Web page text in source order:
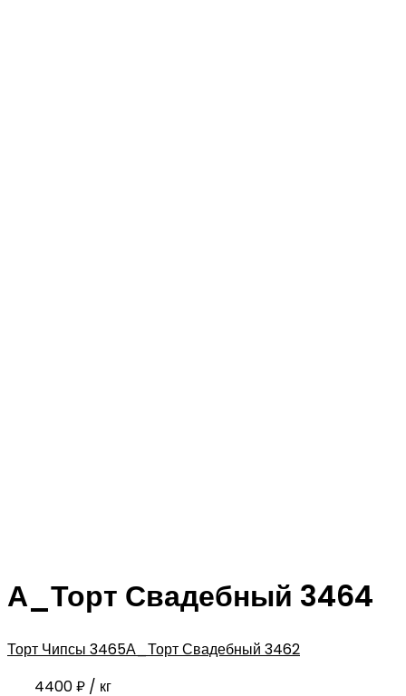
А_Торт Свадебный 3464
Торт Чипсы 3465А_Торт Свадебный 3462
4400₽ / кг